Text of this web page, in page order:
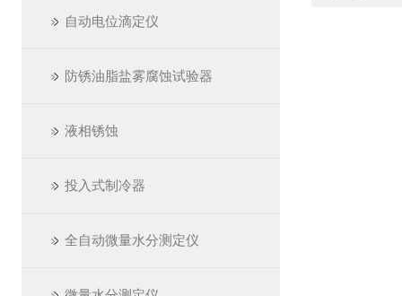
自动电位滴定仪
防锈油脂盐雾腐蚀试验器
液相锈蚀
投入式制冷器
全自动微量水分测定仪